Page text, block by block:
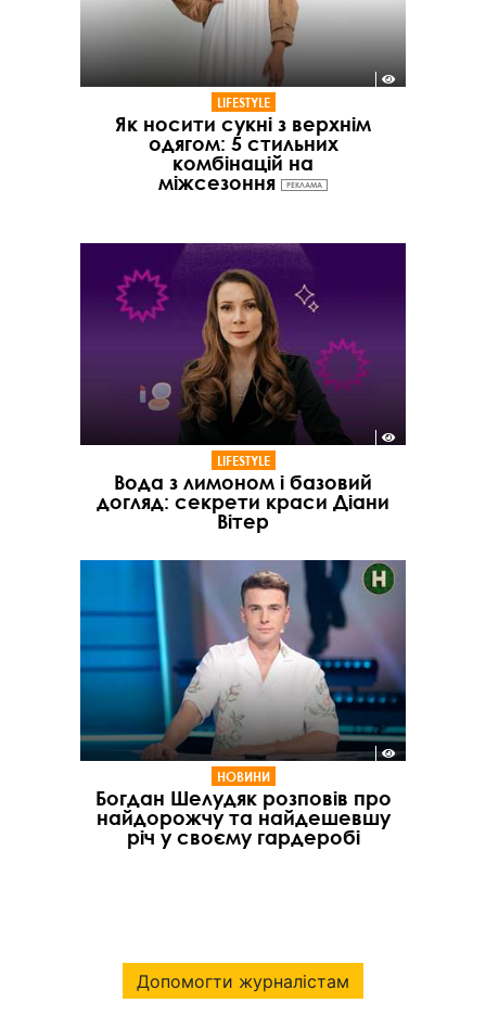
LIFESTYLE
Як носити сукні з верхнім
одягом: 5 стильних
комбінацій на
міжсезоння
РЕКЛАМА
LIFESTYLE
Вода з лимоном і базовий
догляд: секрети краси Діани
Вітер
НОВИНИ
Богдан Шелудяк розповів про
найдорожчу та найдешевшу
річ у своєму гардеробі
Допомогти журналістам